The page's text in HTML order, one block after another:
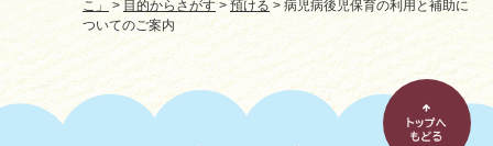
こ」
> 目的からさがす > 預ける > 病児病後児保育の利用と補助に
ついてのご案内